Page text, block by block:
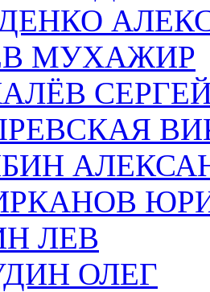
МУХАЖИР
ЛЕВ
ОЛЕГ